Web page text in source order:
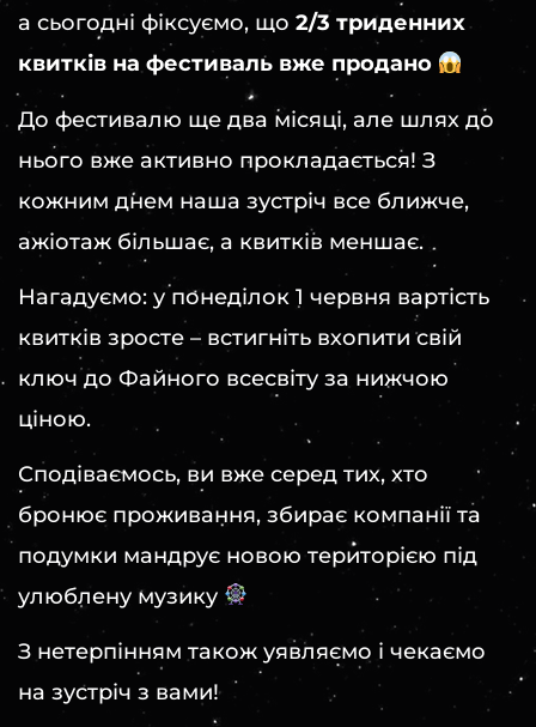
а сьогодні фіксуємо, що 2/3 триденних
квитків на фестиваль вже продано
До фестивалю ще два місяці, але шлях до
нього вже активно прокладається! З
кожним днем наша зустріч все ближче,
ажіотаж більшає, а квитків меншає.
Нагадуємо: у понеділок 1 червня вартість
квитків зросте – встигніть вхопити свій
ключ до Файного всесвіту за нижчою
ціною.
Сподіваємось, ви вже серед тих, хто
бронює проживання, збирає компанії та
подумки мандрує новою територією під
улюблену музику
З нетерпінням також уявляємо і чекаємо
на зустріч з вами!